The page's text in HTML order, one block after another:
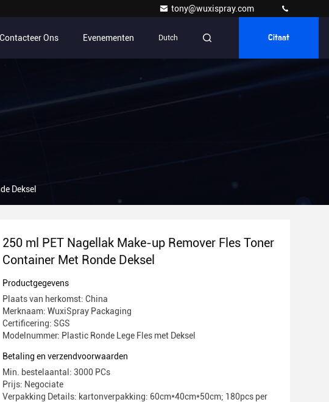
tony@wuxispray.com
Contacteer Ons Evenementen Dutch Citaat
Deksel
250 ml PET Nagellak Make-up Remover Fles Toner
Container Met Ronde Deksel
Productgegevens
Plaats van herkomst: China
Merknaam: WuxiSpray Packaging
Certificering: SGS
Modelnummer: Plastic Ronde Lege Fles met Deksel
Betaling en verzendvoorwaarden
Min. bestelaantal: 3000 PCs
Prijs: Negociate
Verpakking Details: kartonverpakking: 60cm*40cm*50cm; 180pcs per